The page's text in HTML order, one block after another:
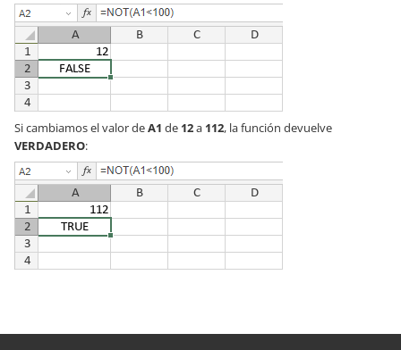
Si cambiamos el valor deA1 de 12a 112, la función devuelve
VERDADERO: